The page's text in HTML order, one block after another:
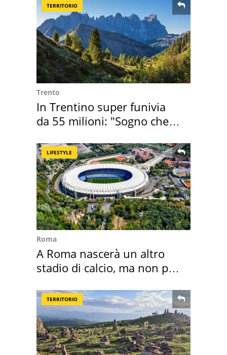
TERRITORIO
Trento
In Trentino super funivia
da 55 milioni: "Sogno che si
LIFESTYLE
Roma
A Roma nascerà un altro
stadio di calcio, ma non per
TERRITORIO